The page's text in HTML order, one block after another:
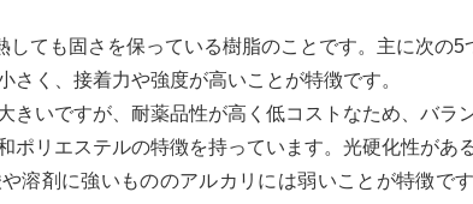
ても固さを保っている樹脂のことです。主に次の5
さく、接着力や強度が高いことが特徴です。
きいですが、耐薬品性が高く低コストなため、バラ
ポリエステルの特徴を持っています。光硬化性があ
溶剤に強いもののアルカリには弱いことが特徴で